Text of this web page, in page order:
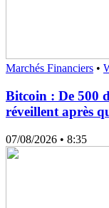
Marchés Financiers •
Bitcoin : De 500
réveillent après
07/08/2026 • 8:35